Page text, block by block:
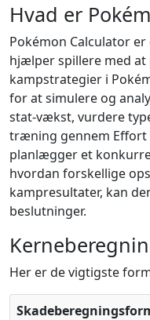
Hvad er
Pokémon Calculator
hjælper spillere med
kampstrategier i
for at simulere og
stat-vækst, vurdere
træning gennem Effort
planlægger et
hvordan forskellige
kampresultater, kan
beslutninger.
Her er de vigtigste